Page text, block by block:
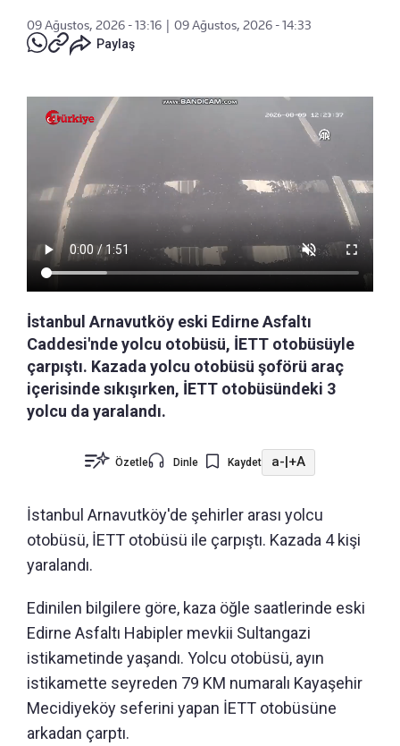
09 Ağustos, 2026 - 13:16
09 Ağustos, 2026 - 14:33
Paylaş
İstanbul Arnavutköy eski Edirne Asfaltı
Caddesi'nde yolcu otobüsü, İETT otobüsüyle
çarpıştı. Kazada yolcu otobüsü şoförü araç
içerisinde sıkışırken, İETT otobüsündeki 3
yolcu da yaralandı.
Özetle Dinle Kaydet a-|+A
İstanbul Arnavutköy'de şehirler arası yolcu
otobüsü, İETT otobüsü ile çarpıştı. Kazada 4 kişi
yaralandı.
Edinilen bilgilere göre, kaza öğle saatlerinde eski
Edirne Asfaltı Habipler mevkii Sultangazi
istikametinde yaşandı. Yolcu otobüsü, ayın
istikamette seyreden 79 KM numaralı Kayaşehir
Mecidiyeköy seferini yapan İETT otobüsüne
arkadan çarptı.